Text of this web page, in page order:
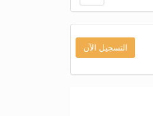
التسجيل الآن